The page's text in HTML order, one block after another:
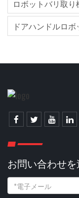
ロボットバリ取り
ドアハンドルロ
お問い合わせを